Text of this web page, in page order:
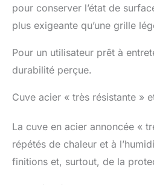
pour conserver l’état de
plus exigeante qu’une grille
Pour un utilisateur prêt à
durabilité perçue.
Cuve acier « très résistante »
La cuve en acier annoncée «
répétés de chaleur et à
finitions et, surtout, de la